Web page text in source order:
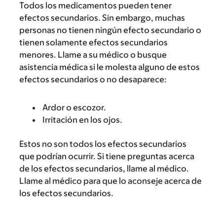
Todos los medicamentos pueden tener
efectos secundarios. Sin embargo, muchas
personas no tienen ningún efecto secundario o
tienen solamente efectos secundarios
menores. Llame a su médico o busque
asistencia médica si le molesta alguno de estos
efectos secundarios o no desaparece:
Ardor o escozor.
Irritación en los ojos.
Estos no son todos los efectos secundarios
que podrían ocurrir. Si tiene preguntas acerca
de los efectos secundarios, llame al médico.
Llame al médico para que lo aconseje acerca de
los efectos secundarios.